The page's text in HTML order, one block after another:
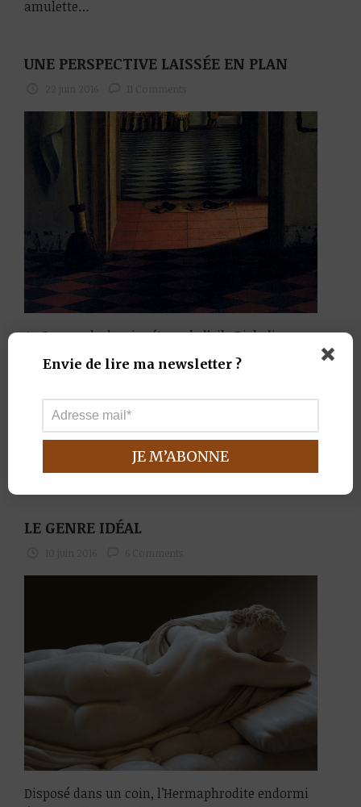
amulette…
UNE PERSPECTIVE LAISSÉE EN PLAN
Au Louvre, le dernier étage de l’aile Richelieu
distribue les peintures flamandes et
hollandaises. Certaines toiles nous font
Ces visites indiscrètes nous révèlent la vie des
chaumières : dans la cuisine, Monsieur se fait
arracher les dents ; dans leur chambre, les
enfants suivent une laborieuse leçon de…
LE GENRE IDÉAL
Disposé dans un coin, l’Hermaphrodite endormi
Envie de lire ma newsletter ?